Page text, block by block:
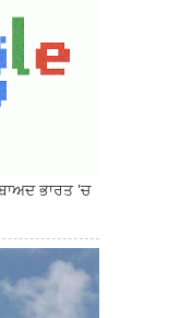
ਭਾਰਤ 'ਚ